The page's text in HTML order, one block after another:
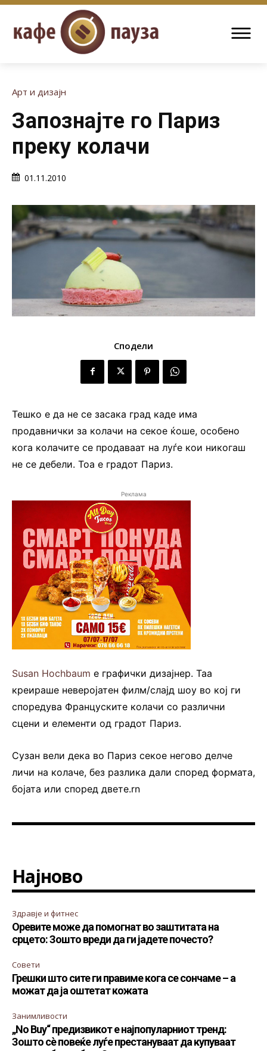
Арт и дизајн
Запознајте го Париз
преку колачи
01.11.2010
Сподели
Тешко е да не се засака град каде има
продавнички за колачи на секое ќоше, особено
кога колачите се продаваат на луѓе кои никогаш
не се дебели. Тоа е градот Париз.
Реклама
Susan Hochbaum е графички дизајнер. Таа
креираше неверојатен филм/слајд шоу во кој ги
споредува Француските колачи со различни
сцени и елементи од градот Париз.
Сузан вели дека во Париз секое негово делче
личи на колаче, без разлика дали според формата,
бојата или според двете.rn
Најново
Здравје и фитнес
Оревите може да помогнат во заштитата на
срцето: Зошто вреди да ги јадете почесто?
Совети
Грешки што сите ги правиме кога се сончаме – а
можат да ја оштетат кожата
Занимливости
„No Buy“ предизвикот е најпопуларниот тренд:
Зошто сè повеќе луѓе престануваат да купуваат